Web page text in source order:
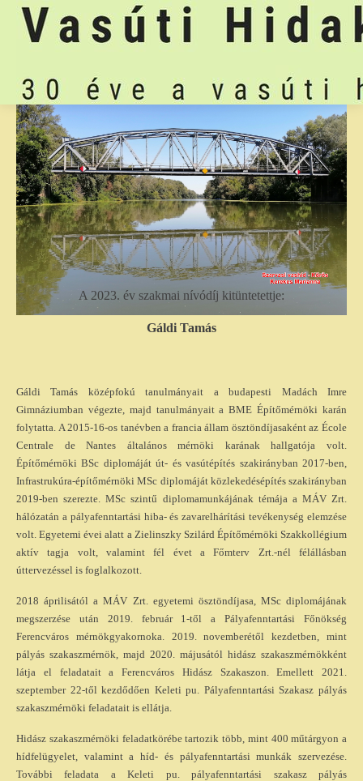
A 2023. év szakmai nívódíj kitüntetettje:
Gáldi Tamás
Gáldi Tamás középfokú tanulmányait a budapesti Madách Imre
Gimnáziumban végezte, majd tanulmányait a BME Építőmérnöki karán
folytatta. A 2015-16-os tanévben a francia állam ösztöndíjasaként az École
Centrale de Nantes általános mérnöki karának hallgatója volt.
Építőmérnöki BSc diplomáját út- és vasútépítés szakirányban 2017-ben,
Infrastrukúra-építőmérnöki MSc diplomáját közlekedésépítés szakirányban
2019-ben szerezte. MSc szintű diplomamunkájának témája a MÁV Zrt.
hálózatán a pályafenntartási hiba- és zavarelhárítási tevékenység elemzése
volt. Egyetemi évei alatt a Zielinszky Szilárd Építőmérnöki Szakkollégium
aktív tagja volt, valamint fél évet a Főmterv Zrt.-nél félállásban
úttervezéssel is foglalkozott.
2018 áprilisától a MÁV Zrt. egyetemi ösztöndíjasa, MSc diplomájának
megszerzése után 2019. február 1-től a Pályafenntartási Főnökség
Ferencváros mérnökgyakornoka. 2019. novemberétől kezdetben, mint
pályás szakaszmérnök, majd 2020. májusától hidász szakaszmérnökként
látja el feladatait a Ferencváros Hidász Szakaszon. Emellett 2021.
szeptember 22-től kezdődően Keleti pu. Pályafenntartási Szakasz pályás
szakaszmérnöki feladatait is ellátja.
Hidász szakaszmérnöki feladatkörébe tartozik több, mint 400 műtárgyon a
hídfelügyelet, valamint a híd- és pályafenntartási munkák szervezése.
További feladata a Keleti pu. pályafenntartási szakasz pályás